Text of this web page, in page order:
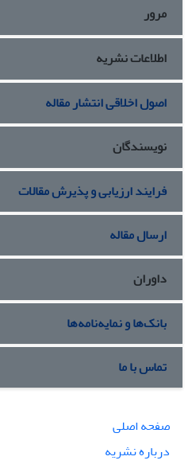
مرور
اطلاعات نشریه
اصول اخلاقی انتشار مقاله
نویسندگان
فرایند ارزیابی و پذیرش مقالات
ارسال مقاله
داوران
بانک‌ها و نمایه‌نامه‌ها
تماس با ما
صفحه اصلی
درباره نشریه